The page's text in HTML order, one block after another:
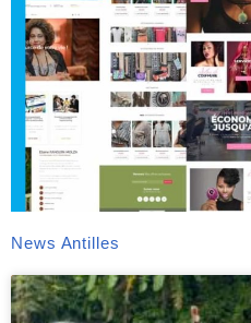
News Antilles